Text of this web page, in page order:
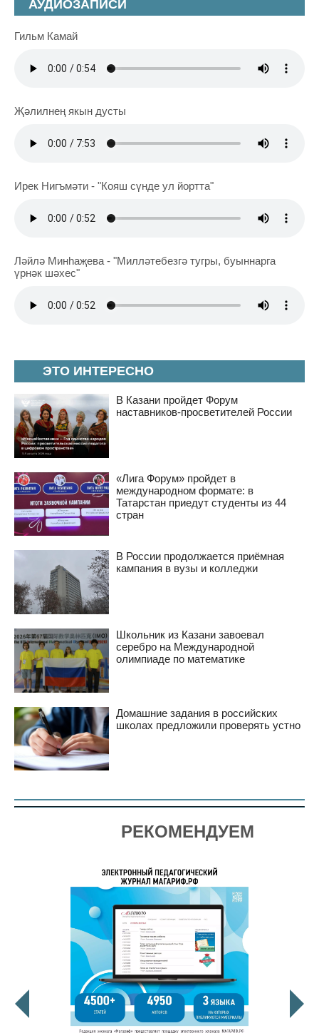
ЭТО ИНТЕРЕСНО
В Казани пройдет Форум
наставников-просветителей России
«Лига Форум» пройдет в
международном формате: в
Татарстан приедут студенты из 44
стран
В России продолжается приёмная
кампания в вузы и колледжи
Школьник из Казани завоевал
серебро на Международной
олимпиаде по математике
Домашние задания в российских
школах предложили проверять устно
АУДИОЗАПИСИ
Гильм Камай
Җәлилнең якын дусты
Ирек Нигъмәти - "Кояш сүнде ул йортта"
Ләйлә Минһаҗева - "Милләтебезгә тугры, буыннарга
үрнәк шәхес"
РЕКОМЕНДУЕМ